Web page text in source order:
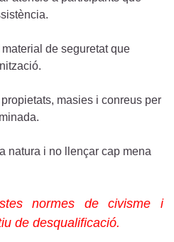
de seguretat que
masies i conreus per
natura i no llençar cap mena
normes de civisme i
de desqualificació.